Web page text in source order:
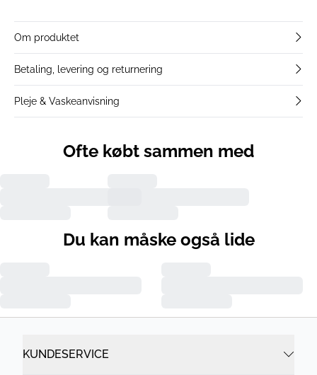
Om produktet
Betaling, levering og returnering
Pleje & Vaskeanvisning
Ofte købt sammen med
Du kan måske også lide
KUNDESERVICE